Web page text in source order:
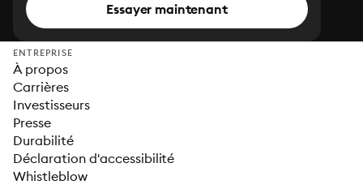
Essayer maintenant
ENTREPRISE
À propos
Carrières
Investisseurs
Presse
Durabilité
Déclaration d'accessibilité
Whistleblow